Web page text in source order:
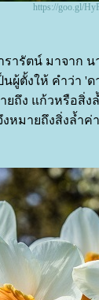
https://goo.gl/
ารัตน์ มาจาก
นผู้ตั้งให้ คำว่า '
ถึง แก้วหรือสิ่ง
งหมายถึงสิ่งล้ำค่